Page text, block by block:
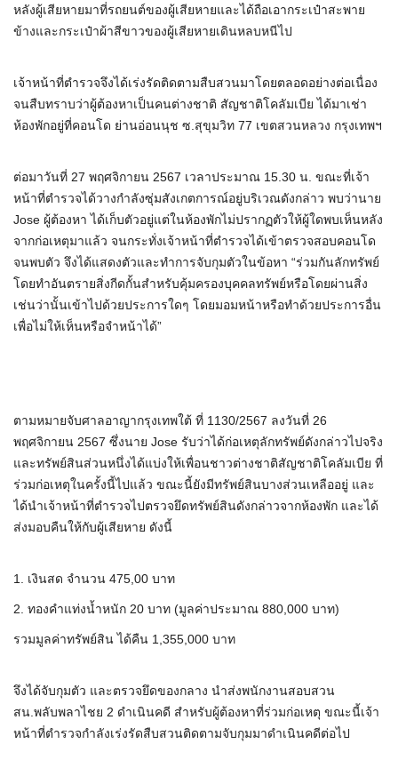
หลังผู้เสียหายมาที่รถยนต์ของผู้เสียหายและได้ถือเอากระเป๋าสะพาย
ข้างและกระเป๋าผ้าสีขาวของผู้เสียหายเดินหลบหนีไป
เจ้าหน้าที่ตำรวจจึงได้เร่งรัดติดตามสืบสวนมาโดยตลอดอย่างต่อเนื่อง
จนสืบทราบว่าผู้ต้องหาเป็นคนต่างชาติ สัญชาติโคลัมเบีย ได้มาเช่า
ห้องพักอยู่ที่คอนโด ย่านอ่อนนุช ซ.สุขุมวิท 77 เขตสวนหลวง กรุงเทพฯ
ต่อมาวันที่ 27 พฤศจิกายน 2567 เวลาประมาณ 15.30 น. ขณะที่เจ้า
หน้าที่ตำรวจได้วางกำลังซุ่มสังเกตการณ์อยู่บริเวณดังกล่าว พบว่านาย
Jose ผู้ต้องหา ได้เก็บตัวอยู่แต่ในห้องพักไม่ปรากฏตัวให้ผู้ใดพบเห็นหลัง
จากก่อเหตุมาแล้ว จนกระทั่งเจ้าหน้าที่ตำรวจได้เข้าตรวจสอบคอนโด
จนพบตัว จึงได้แสดงตัวและทำการจับกุมตัวในข้อหา “ร่วมกันลักทรัพย์
โดยทำอันตรายสิ่งกีดกั้นสำหรับคุ้มครองบุคคลทรัพย์หรือโดยผ่านสิ่ง
เช่นว่านั้นเข้าไปด้วยประการใดๆ โดยมอมหน้าหรือทำด้วยประการอื่น
เพื่อไม่ให้เห็นหรือจำหน้าได้”
ตามหมายจับศาลอาญากรุงเทพใต้ ที่ 1130/2567 ลงวันที่ 26
พฤศจิกายน 2567 ซึ่งนาย Jose รับว่าได้ก่อเหตุลักทรัพย์ดังกล่าวไปจริง
และทรัพย์สินส่วนหนึ่งได้แบ่งให้เพื่อนชาวต่างชาติสัญชาติโคลัมเบีย ที่
ร่วมก่อเหตุในครั้งนี้ไปแล้ว ขณะนี้ยังมีทรัพย์สินบางส่วนเหลืออยู่ และ
ได้นำเจ้าหน้าที่ตำรวจไปตรวจยึดทรัพย์สินดังกล่าวจากห้องพัก และได้
ส่งมอบคืนให้กับผู้เสียหาย ดังนี้
1. เงินสด จำนวน 475,00 บาท
2. ทองคำแท่งน้ำหนัก 20 บาท (มูลค่าประมาณ 880,000 บาท)
รวมมูลค่าทรัพย์สิน ได้คืน 1,355,000 บาท
จึงได้จับกุมตัว และตรวจยึดของกลาง นำส่งพนักงานสอบสวน
สน.พลับพลาไชย 2 ดำเนินคดี สำหรับผู้ต้องหาที่ร่วมก่อเหตุ ขณะนี้เจ้า
หน้าที่ตำรวจกำลังเร่งรัดสืบสวนติดตามจับกุมมาดำเนินคดีต่อไป